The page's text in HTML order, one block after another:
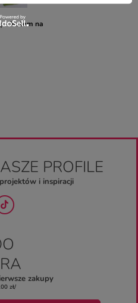
- Jestem na
PROFILE
i inspiracji
zakupy
zł/